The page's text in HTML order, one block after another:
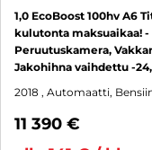
1,0 EcoBoost 100hv A6
kulutonta maksuaikaa!
Peruutuskamera,
Jakohihna vaihdettu -
2018 , Automaatti,
11 390 €